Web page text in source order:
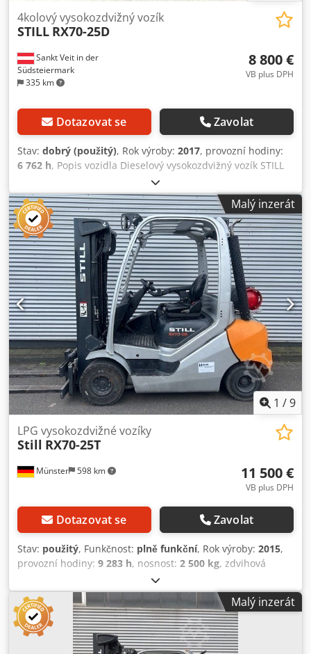
Sankt Veit in der
Südsteiermark
335 km
4kolový vysokozdvižný vozík
STILL RX70-25D
8 800 €
VB plus DPH
Dotazovat se Zavolat
Stav: dobrý (použitý), Rok výroby: 2017, provozní hodiny:
6 762 h, Popis vozidla Dieselový vysokozdvižný vozík STILL
RX70-25D Rok výroby: 2017 Dle počítadla: 6 762 motohodin
Nosnost: 2,5 t Stavební výška: 2,47 m Zdvižná výška: 3,67 m
Motor VW, 30 kW - Duplex volný výhled stožár - Boční
posuv vidlic Dodpfoxcwl Tjx Aafskr - Ochranná mříž
nákladu - 4. hydraulický ventil - Polokabina - Pracovní
světlomety - Originální lak - Dobrý stav pneumatik - Ihned
provozuschopný Prodejní cena: 8 800,-- netto Možné také
levné dodání!
Malý inzerát
1 /9
Münster 598 km
LPG vysokozdvižné vozíky
Still RX70-25T
11 500 €
VB plus DPH
Dotazovat se Zavolat
Stav: použitý, Funkčnost: plně funkční, Rok výroby: 2015,
provozní hodiny: 9 283 h, nosnost: 2 500 kg, zdvihová
, volný zdvih:1 400 mm
typ stožáru:triplex, stavební výška:2 180 mm, délka vidlic:
1 400 mm
, pohotovostní hmotnost:3 979 kg, typ pohonu:
Treibgas
, vysokozdvižný vozík na LPG Těžiště nákladu: 500
Třída ISO: třída ISO 2 = 1 000 - 2 500 kg Typ stožáru: Triplex
Převodovka: Elektromechanická Stav: Připraven k použití a
Malý inzerát